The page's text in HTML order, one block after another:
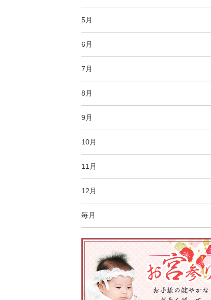
5月
6月
7月
8月
9月
10月
11月
12月
毎月